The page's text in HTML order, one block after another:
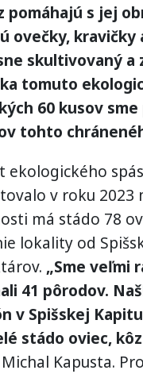
pomáhajú s jej
ovečky,
skultivovaný a
tomuto
60 kusov
tohto
ekologického
v roku 2023
má stádo 78
lokality od
„Sme veľmi
41 pôrodov.
v Spišskej
stádo oviec,
Kapusta.